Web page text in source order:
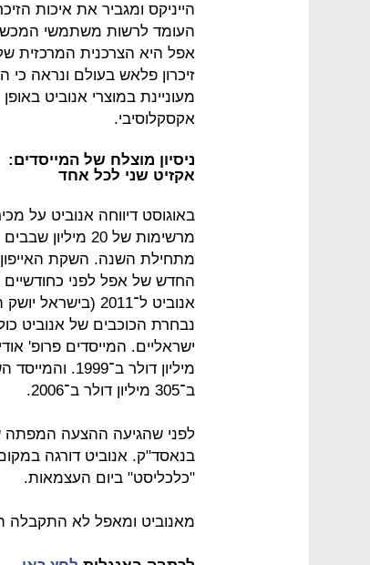
הייניקס ומגביר את איכות
העומד לרשות משתמשי
אפל היא הצרכנית המרכזית
זיכרון פלאש בעולם ונראה כי
מעוניינת במוצרי אנוביט באופן
אקסקלוסיבי.
ניסיון מוצלח של המייסדים:
אקזיט שני לכל אחד
באוגוסט דיווחה אנוביט על
מרשימות של 20 מיליון שבבים
מתחילת השנה. השקת האייפון
החדש של אפל לפני
אנוביט ל־2011 (בישראל יושק האייפון 4S ביום שישי הקרוב).
נבחרת הכוכבים של אנוביט
מיליון דולר
ב־305 מיליון דולר ב־2006.
לפני שהגיעה ההצעה המפתה
בנאסד"ק. אנוביט דורגה
"כלכליסט" ביום העצמאות.
מאנוביט ומאפל לא התקבלה